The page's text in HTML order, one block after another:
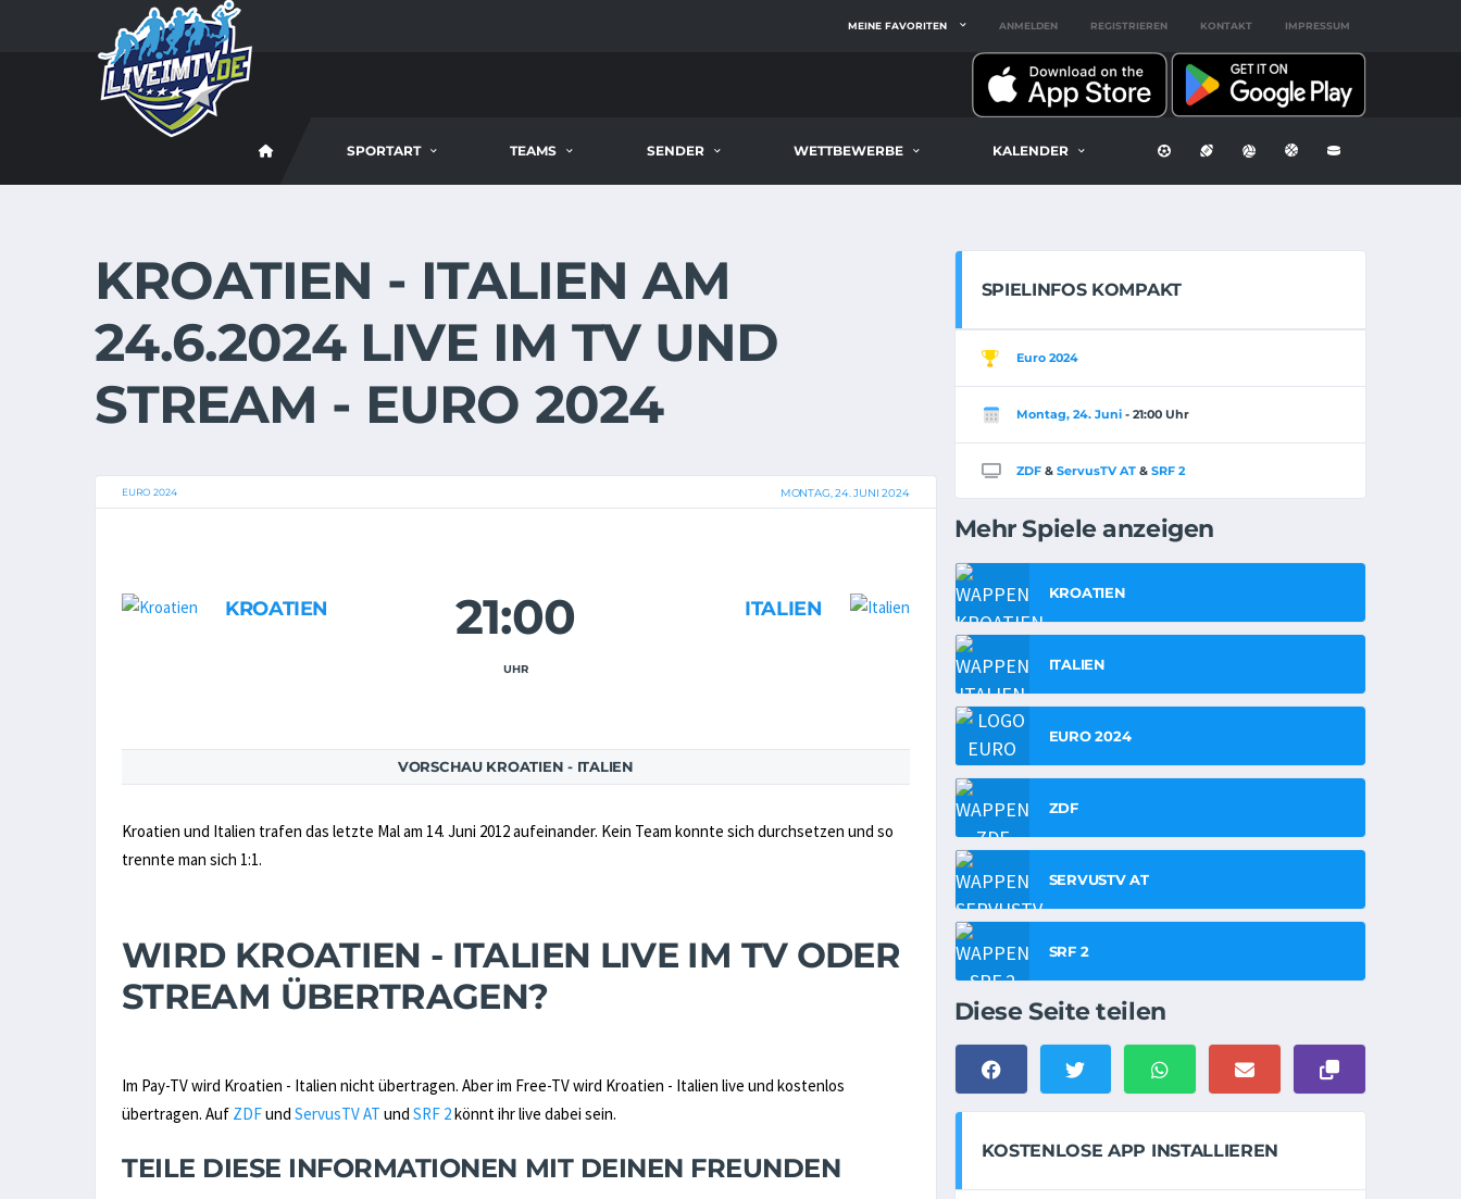
MEINE FAVORITEN ANMELDEN REGISTRIEREN KONTAKT IMPRESSUM
SPORTART TEAMS SENDER WETTBEWERBE KALENDER
KROATIEN - ITALIEN AM
24.6.2024 LIVE IM TV UND
STREAM - EURO 2024
EURO 2024 MONTAG, 24. JUNI 2024
KROATIEN 21:00
UHR
ITALIEN
VORSCHAU KROATIEN - ITALIEN
Kroatien und Italien trafen das letzte Mal am 14. Juni 2012 aufeinander. Kein Team konnte sich durchsetzen und so
trennte man sich 1:1.
WIRD KROATIEN - ITALIEN LIVE IM TV ODER
STREAM ÜBERTRAGEN?
Im Pay-TV wird Kroatien - Italien nicht übertragen. Aber im Free-TV wird Kroatien - Italien live und kostenlos
übertragen. Auf ZDFund ServusTV AT und SRF 2könnt ihr live dabei sein.
TEILE DIESE INFORMATIONEN MIT DEINEN FREUNDEN
SPIELINFOS KOMPAKT
Euro 2024
Montag, 24. Juni- 21:00 Uhr
ZDF& ServusTV AT& SRF 2
Mehr Spiele anzeigen
KROATIEN
ITALIEN
EURO 2024
ZDF
SERVUSTV AT
SRF 2
Diese Seite teilen
KOSTENLOSE APP INSTALLIEREN